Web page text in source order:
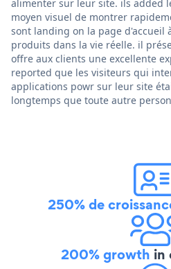
alimenter sur leur site. ils added
moyen visuel de montrer
sont landing on la page d'accueil
produits dans la vie réelle. il
offre aux clients une excellente
reported que les visiteurs qui
applications powr sur leur site
longtemps que toute autre
250% de
200% growth in